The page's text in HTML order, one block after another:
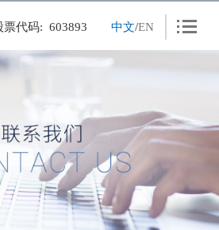
中文/EN
票代码: 603893